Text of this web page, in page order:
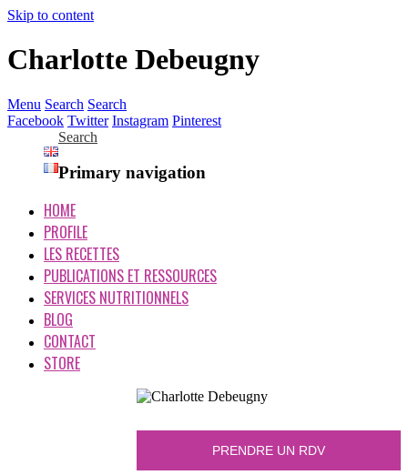
Skip to content
Charlotte Debeugny
Menu Search Search
Facebook Twitter Instagram Pinterest
Search
Primary navigation
HOME
PROFILE
LES RECETTES
PUBLICATIONS ET RESSOURCES
SERVICES NUTRITIONNELS
BLOG
CONTACT
STORE